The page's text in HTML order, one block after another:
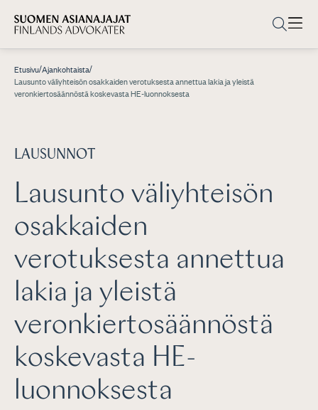
Etusivu/Ajankohtaista/
Lausunto väliyhteisön osakkaiden verotuksesta annettua lakia ja yleistä
veronkiertosäännöstä koskevasta HE-luonnoksesta
LAUSUNNOT
Lausunto väliyhteisön
osakkaiden
verotuksesta annettua
lakia ja yleistä
veronkiertosäännöstä
koskevasta HE-
luonnoksesta